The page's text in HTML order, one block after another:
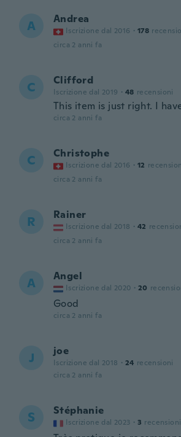
A Andrea
Iscrizione dal 2016 · 178
circa 2 anni fa
C Clifford
Iscrizione dal 2019 · 48 recensioni
This item is just right. I
circa 2 anni fa
C Christophe
Iscrizione dal 2016 · 12
circa 2 anni fa
R Rainer
Iscrizione dal 2018 · 42
circa 2 anni fa
A Angel
Iscrizione dal 2020 · 20
Good
circa 2 anni fa
J joe
Iscrizione dal 2018 · 24 recensioni
circa 2 anni fa
S Stéphanie
Iscrizione dal 2023 · 3 recensioni